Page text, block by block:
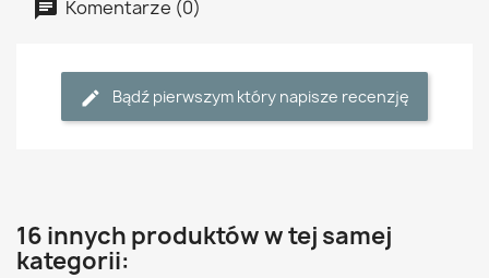
Komentarze (0)
Bądź pierwszym który napisze recenzję
16 innych produktów w tej samej
kategorii: